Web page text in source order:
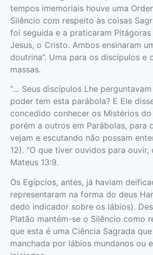
tempos imemoriais houve uma
Silêncio com res­peito às coisas
foi seguida e a praticaram Pitágoras
Jesus, o Cristo. Ambos ensinaram
doutrina”. Uma para os discípulos e
massas.
“… Seus discípulos Lhe
poder tem esta parábola? E Ele
concedido conhecer os Misté­rios do
porém a outros em Pará­bolas, para
vejam e escutando não possam
12). “O que tiver ouvidos para ouvir,
Mateus 13:9.
Os Egípcios, antes, já haviam
representaram na forma do deus
dedo indicador sobre os lábios).
Platão mantém-se o Silêncio como
que esta é uma Ciência Sagrada
man­chada por lábios mundanos ou